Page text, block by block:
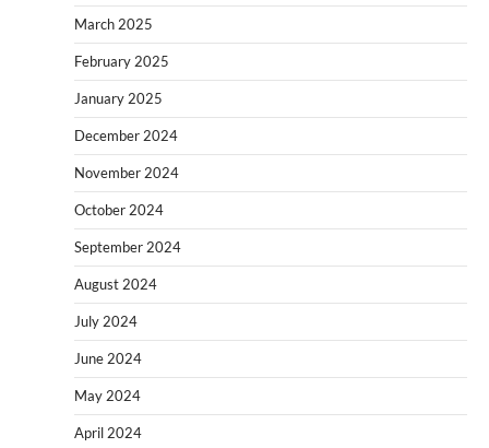
March 2025
February 2025
January 2025
December 2024
November 2024
October 2024
September 2024
August 2024
July 2024
June 2024
May 2024
April 2024